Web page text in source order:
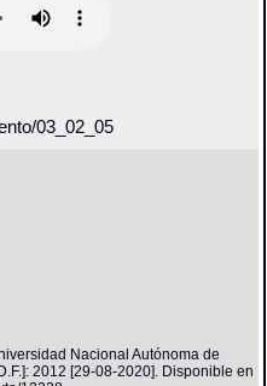
03_02_05
Nacional Autónoma de
2012 [29-08-2020]. Disponible en